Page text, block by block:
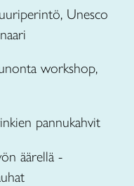
Unesco
workshop,
pannukahvit
äärellä -